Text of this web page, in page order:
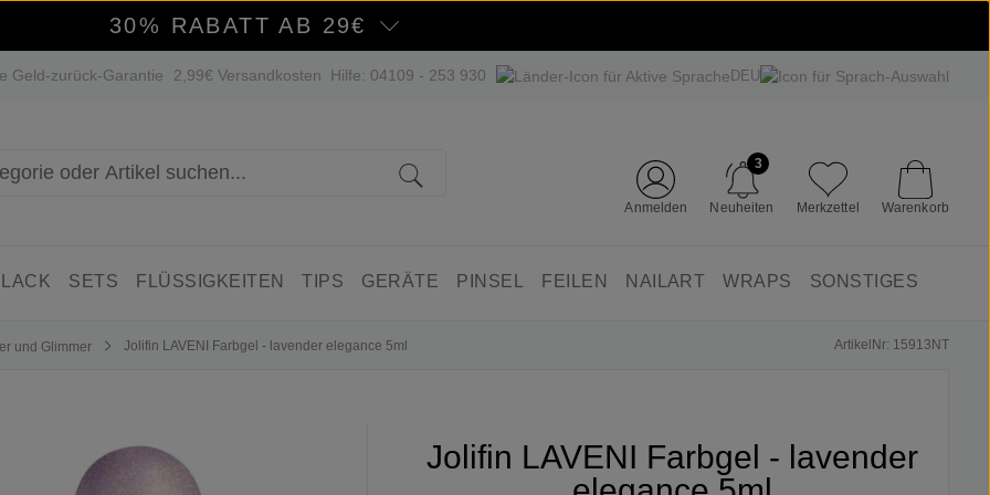
30% RABATT AB 29€
Geld-zurück-Garantie 2,99€ Versandkosten Hilfe: 04109 - 253 930 DEU
Anmelden Neuheiten
3
Merkzettel Warenkorb
SETS FLÜSSIGKEITEN TIPS GERÄTE PINSEL FEILEN NAILART WRAPS SONSTIGES
und Glimmer Jolifin LAVENI Farbgel - lavender elegance 5ml ArtikelNr: 15913NT
Jolifin LAVENI Farbgel - lavender